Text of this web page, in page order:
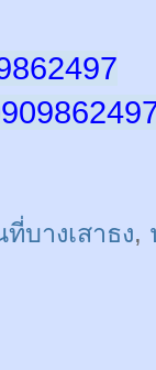
บางเสาธง,